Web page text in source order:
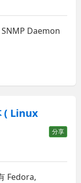
Daemon
( Linux
分享
Fedora,